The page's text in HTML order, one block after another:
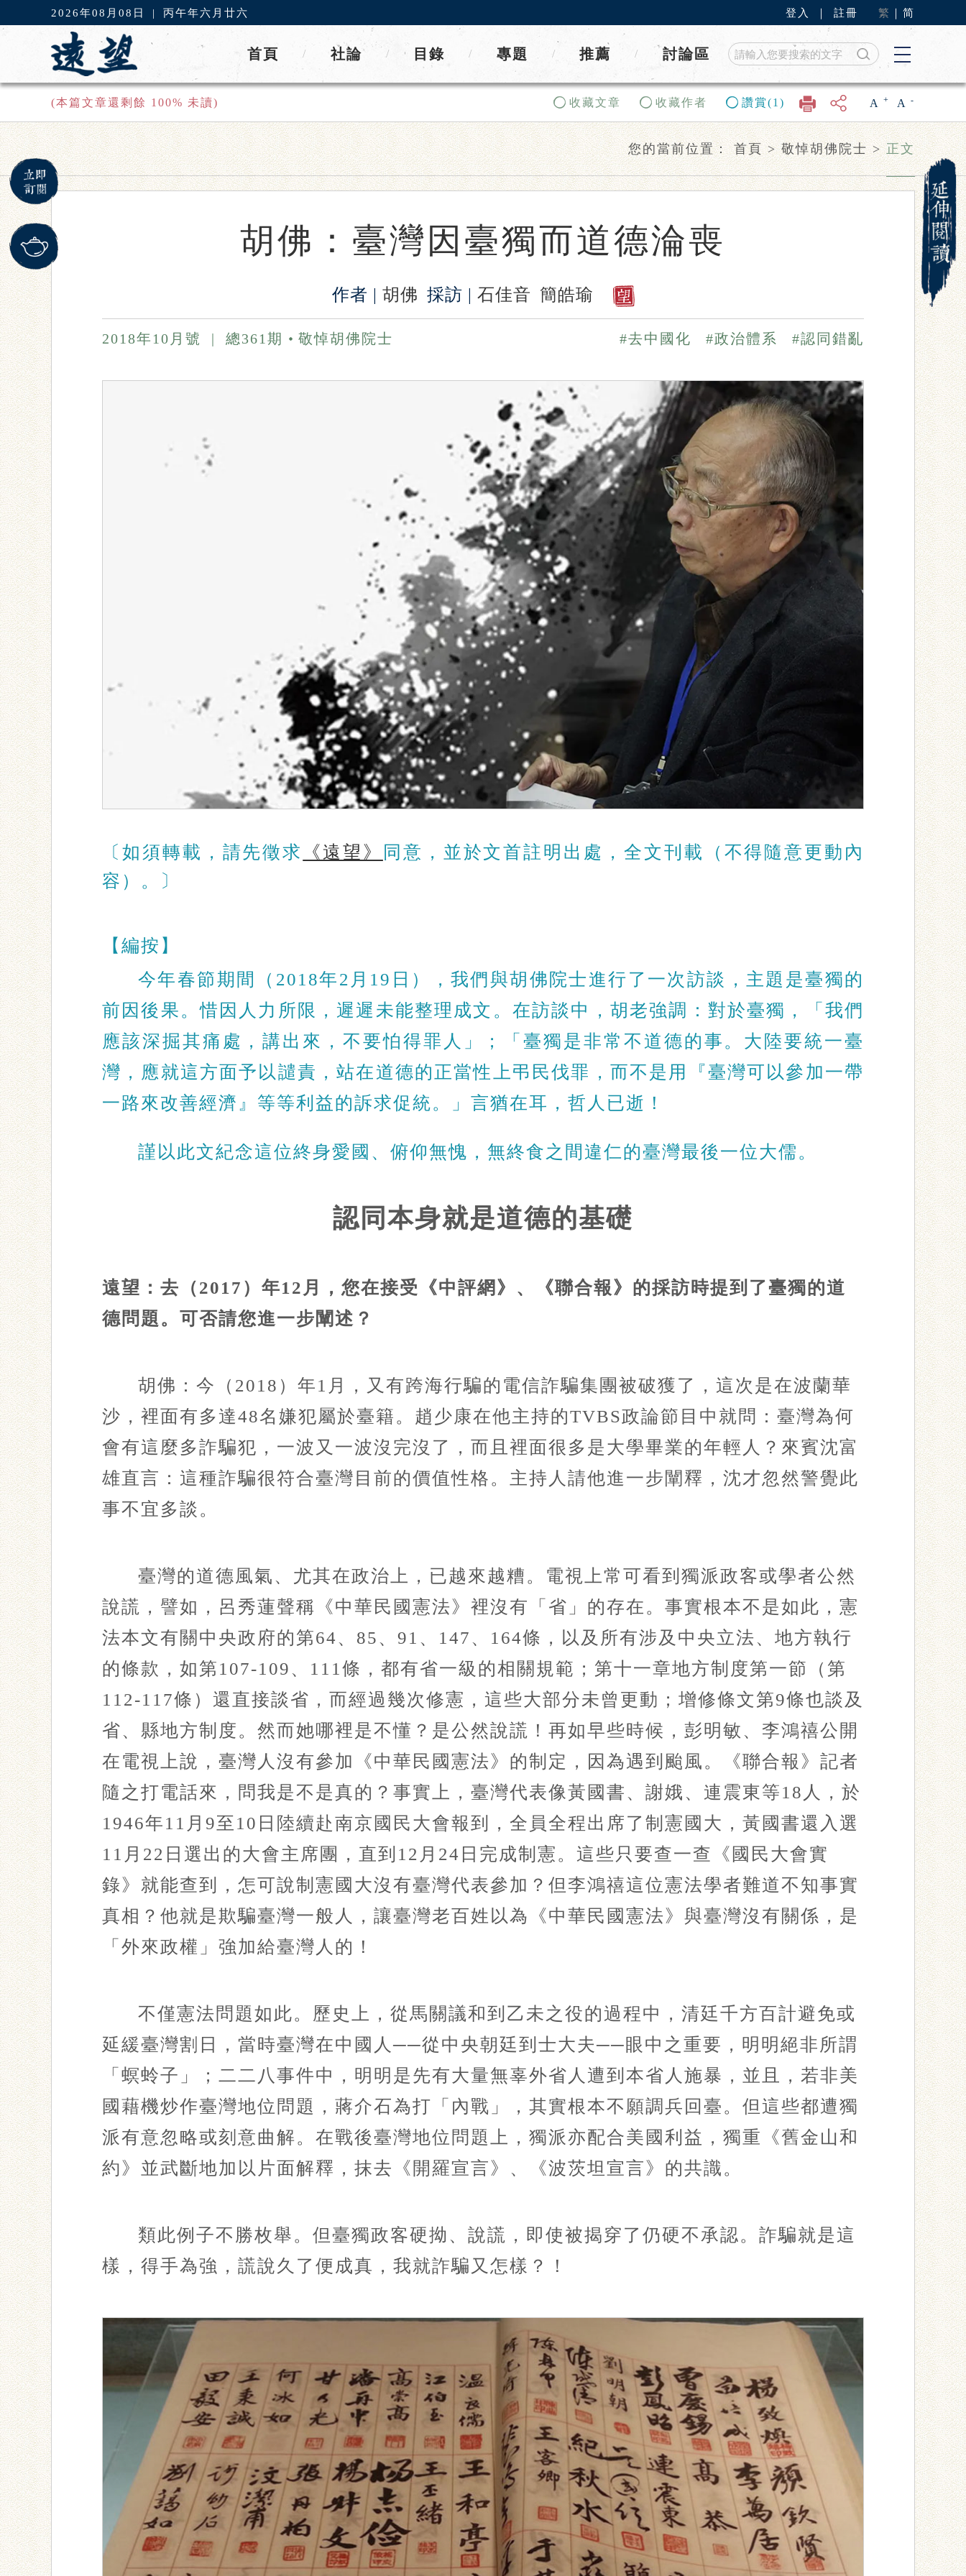
2026年08月08日 | 丙午年六月廿六 登入 註冊 繁 简
首頁 / 社論 / 目錄 / 專題 / 推薦 / 討論區
(本篇文章還剩餘 100% 未讀) 收藏文章 收藏作者 讚賞(1) A + A -
您的當前位置：首頁>敬悼胡佛院士 >正文
胡佛：臺灣因臺獨而道德淪喪
作者 | 胡佛 採訪 | 石佳音 簡皓瑜
2018年10月號 | 總361期 敬悼胡佛院士 #認同錯亂
#政治體系
#去中國化
〔如須轉載，請先徵求 《遠望》
同意，並於文首註明出處，全文刊載（不得隨意更動內
容）。〕
【編按】
今年春節期間（2018年2月19日），我們與胡佛院士進行了一次訪談，主題是臺獨的
前因後果。惜因人力所限，遲遲未能整理成文。在訪談中，胡老強調：對於臺獨，「我們
應該深掘其痛處，講出來，不要怕得罪人」；「臺獨是非常不道德的事。大陸要統一臺
灣，應就這方面予以譴責，站在道德的正當性上弔民伐罪，而不是用『臺灣可以參加一帶
一路來改善經濟』等等利益的訴求促統。」言猶在耳，哲人已逝！
謹以此文紀念這位終身愛國、俯仰無愧，無終食之間違仁的臺灣最後一位大儒。
認同本身就是道德的基礎
遠望：去（2017）年12月，您在接受《中評網》、《聯合報》的採訪時提到了臺獨的道
德問題。可否請您進一步闡述？
胡佛：今（2018）年1月，又有跨海行騙的電信詐騙集團被破獲了，這次是在波蘭華
沙，裡面有多達48名嫌犯屬於臺籍。趙少康在他主持的TVBS政論節目中就問：臺灣為何
會有這麼多詐騙犯，一波又一波沒完沒了，而且裡面很多是大學畢業的年輕人？來賓沈富
雄直言：這種詐騙很符合臺灣目前的價值性格。主持人請他進一步闡釋，沈才忽然警覺此
事不宜多談。
臺灣的道德風氣、尤其在政治上，已越來越糟。電視上常可看到獨派政客或學者公然
說謊，譬如，呂秀蓮聲稱《中華民國憲法》裡沒有「省」的存在。事實根本不是如此，憲
法本文有關中央政府的第64、85、91、147、164條，以及所有涉及中央立法、地方執行
的條款，如第107-109、111條，都有省一級的相關規範；第十一章地方制度第一節（第
112-117條）還直接談省，而經過幾次修憲，這些大部分未曾更動；增修條文第9條也談及
省、縣地方制度。然而她哪裡是不懂？是公然說謊！再如早些時候，彭明敏、李鴻禧公開
在電視上說，臺灣人沒有參加《中華民國憲法》的制定，因為遇到颱風。《聯合報》記者
隨之打電話來，問我是不是真的？事實上，臺灣代表像黃國書、謝娥、連震東等18人，於
1946年11月9至10日陸續赴南京國民大會報到，全員全程出席了制憲國大，黃國書還入選
11月22日選出的大會主席團，直到12月24日完成制憲。這些只要查一查《國民大會實
錄》就能查到，怎可說制憲國大沒有臺灣代表參加？但李鴻禧這位憲法學者難道不知事實
真相？他就是欺騙臺灣一般人，讓臺灣老百姓以為《中華民國憲法》與臺灣沒有關係，是
「外來政權」強加給臺灣人的！
不僅憲法問題如此。歷史上，從馬關議和到乙未之役的過程中，清廷千方百計避免或
延緩臺灣割日，當時臺灣在中國人──從中央朝廷到士大夫──眼中之重要，明明絕非所謂
「螟蛉子」；二二八事件中，明明是先有大量無辜外省人遭到本省人施暴，並且，若非美
國藉機炒作臺灣地位問題，蔣介石為打「內戰」，其實根本不願調兵回臺。但這些都遭獨
派有意忽略或刻意曲解。在戰後臺灣地位問題上，獨派亦配合美國利益，獨重《舊金山和
約》並武斷地加以片面解釋，抹去《開羅宣言》、《波茨坦宣言》的共識。
類此例子不勝枚舉。但臺獨政客硬拗、說謊，即使被揭穿了仍硬不承認。詐騙就是這
樣，得手為強，謊說久了便成真，我就詐騙又怎樣？！